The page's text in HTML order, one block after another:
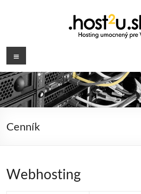
.host2u.sk
Hosting
umocnený
pre
Vás
Menu
Cenník
Webhosting